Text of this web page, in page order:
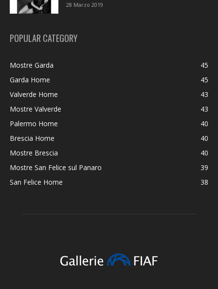
28 Marzo 2019
POPULAR CATEGORY
Mostre Garda
45
Garda Home
45
Valverde Home
43
Mostre Valverde
43
Palermo Home
40
Brescia Home
40
Mostre Brescia
40
Mostre San Felice sul Panaro
39
San Felice Home
38